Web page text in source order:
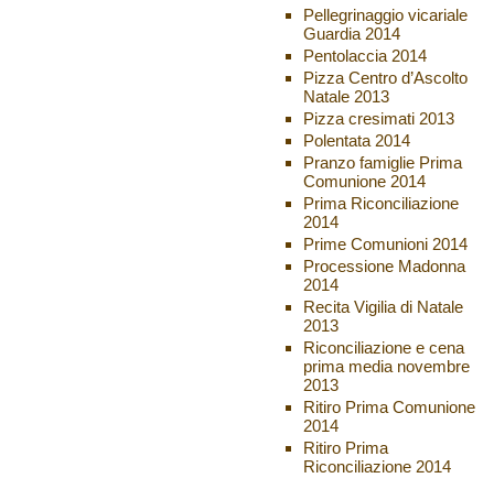
Pellegrinaggio vicariale
Guardia 2014
Pentolaccia 2014
Pizza Centro d’Ascolto
Natale 2013
Pizza cresimati 2013
Polentata 2014
Pranzo famiglie Prima
Comunione 2014
Prima Riconciliazione
2014
Prime Comunioni 2014
Processione Madonna
2014
Recita Vigilia di Natale
2013
Riconciliazione e cena
prima media novembre
2013
Ritiro Prima Comunione
2014
Ritiro Prima
Riconciliazione 2014